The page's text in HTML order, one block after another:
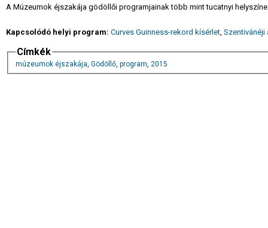
A Múzeumok éjszakája gödöllői programjainak több mint tucatnyi
Kapcsolódó helyi program: Curves Guinness-rekord kísérlet, Szentivánéji
Címkék
múzeumok éjszakája, Gödöllő, program, 2015